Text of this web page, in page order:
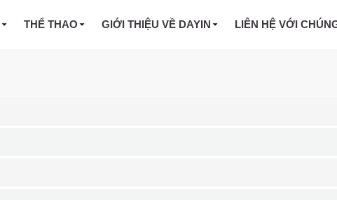
THỂ THAO GIỚI THIỆU VỀ DAYIN LIÊN HỆ VỚI